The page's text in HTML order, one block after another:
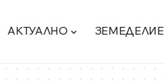
АКТУАЛНО ЗЕМЕДЕЛИЕ